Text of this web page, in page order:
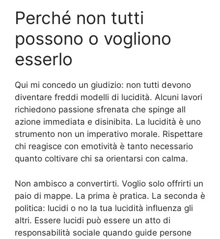
Perché non tutti
possono o vogliono
esserlo
Qui mi concedo un giudizio: non tutti devono
diventare freddi modelli di lucidità. Alcuni lavori
richiedono passione sfrenata che spinge all
azione immediata e disinibita. La lucidità è uno
strumento non un imperativo morale. Rispettare
chi reagisce con emotività è tanto necessario
quanto coltivare chi sa orientarsi con calma.
Non ambisco a convertirti. Voglio solo offrirti un
paio di mappe. La prima è pratica. La seconda è
politica: lucidi o no la tua lucidità influenza gli
altri. Essere lucidi può essere un atto di
responsabilità sociale quando guide persone